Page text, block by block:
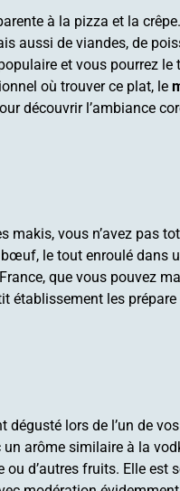
à la pizza et la
aussi de viandes, de
et vous pourrez
où trouver ce plat, le
découvrir l’ambiance
makis, vous n’avez pas
bœuf, le tout enroulé dans
que vous pouvez
établissement les
lors de l’un de
arôme similaire à la
ou d’autres fruits. Elle est